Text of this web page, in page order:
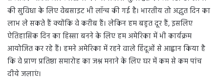
की सुविधा के लिए वेबसाइट भी लॉन्च की गई है। भारतीय तो अद्भुत दिन का
लाभ ले सकते हैं क्योंकि वे करीब हैं। लेकिन हम बहुत दूर हैं, इसलिए
ऐतिहासिक दिन का हिस्सा बनने के लिए हम अमेरिका में भी कार्यक्रम
आयोजित कर रहे हैं। हमने अमेरिका में रहने वाले हिंदूओं से आह्वान किया है
कि वे प्राण प्रतिष्ठा समारोह का जश्न मनाने के लिए घर में कम से कम पांच
दीये जलाएं।